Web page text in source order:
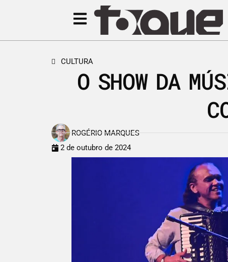
CULTURA
O SHOW DA
ROGÉRIO MARQUES
2 de outubro de 2024